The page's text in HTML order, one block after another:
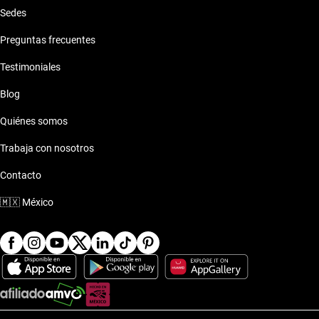
Sedes
Preguntas frecuentes
Testimoniales
Blog
Quiénes somos
Trabaja con nosotros
Contacto
🇲🇽 México